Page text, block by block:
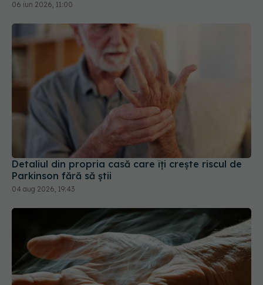
Detaliul din propria casă care îți crește riscul de
Parkinson fără să știi
04 aug 2026, 19:43